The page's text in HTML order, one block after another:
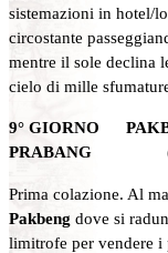
sistemazioni in hotel/
circostante
mentre il sole declina
cielo di mille
9° GIORNO
PRABANG
Prima colazione. Al
Pakbeng dove si
limitrofe per vendere i